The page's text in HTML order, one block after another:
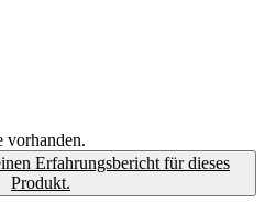
vorhanden.
Erfahrungsbericht für dieses
Produkt.